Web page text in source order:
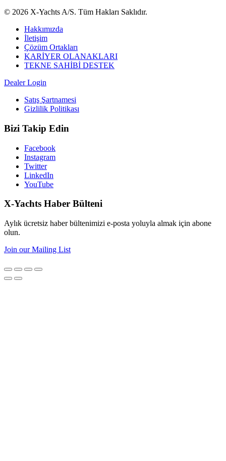
© 2026 X-Yachts A/S. Tüm Hakları Saklıdır.
Hakkımızda
İletişim
Çözüm Ortakları
KARİYER OLANAKLARI
TEKNE SAHİBİ DESTEK
Dealer Login
Satış Şartnamesi
Gizlilik Politikası
Bizi Takip Edin
Facebook
Instagram
Twitter
LinkedIn
YouTube
X-Yachts Haber Bülteni
Aylık ücretsiz haber bültenimizi e-posta yoluyla almak için abone
olun.
Join our Mailing List